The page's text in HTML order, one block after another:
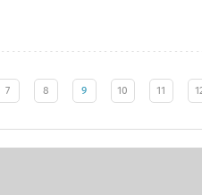
7 8 9 10 11